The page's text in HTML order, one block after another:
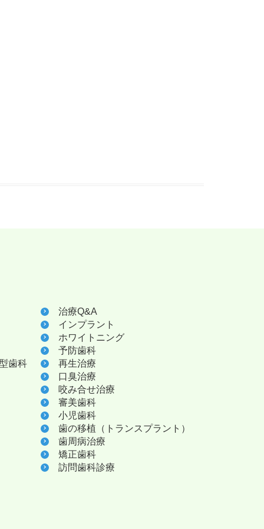
歯科
治療Q&A
インプラント
ホワイトニング
予防歯科
再生治療
口臭治療
咬み合せ治療
審美歯科
小児歯科
歯の移植（トランスプラント）
歯周病治療
矯正歯科
訪問歯科診療